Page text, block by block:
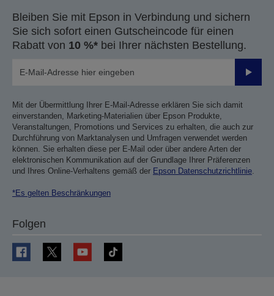
Bleiben Sie mit Epson in Verbindung und sichern
Sie sich sofort einen Gutscheincode für einen
Rabatt von 10 %* bei Ihrer nächsten Bestellung.
Mit der Übermittlung Ihrer E-Mail-Adresse erklären Sie sich damit
einverstanden, Marketing-Materialien über Epson Produkte,
Veranstaltungen, Promotions und Services zu erhalten, die auch zur
Durchführung von Marktanalysen und Umfragen verwendet werden
können. Sie erhalten diese per E-Mail oder über andere Arten der
elektronischen Kommunikation auf der Grundlage Ihrer Präferenzen
und Ihres Online-Verhaltens gemäß der Epson Datenschutzrichtlinie.
*Es gelten Beschränkungen
Folgen